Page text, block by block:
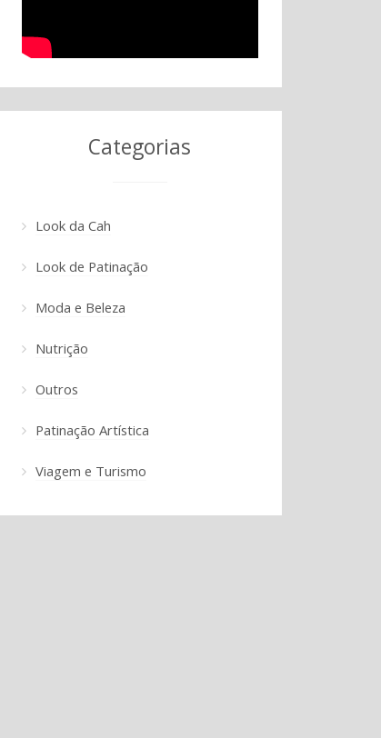
Categorias
Look da Cah
Look de Patinação
Moda e Beleza
Nutrição
Outros
Patinação Artística
Viagem e Turismo